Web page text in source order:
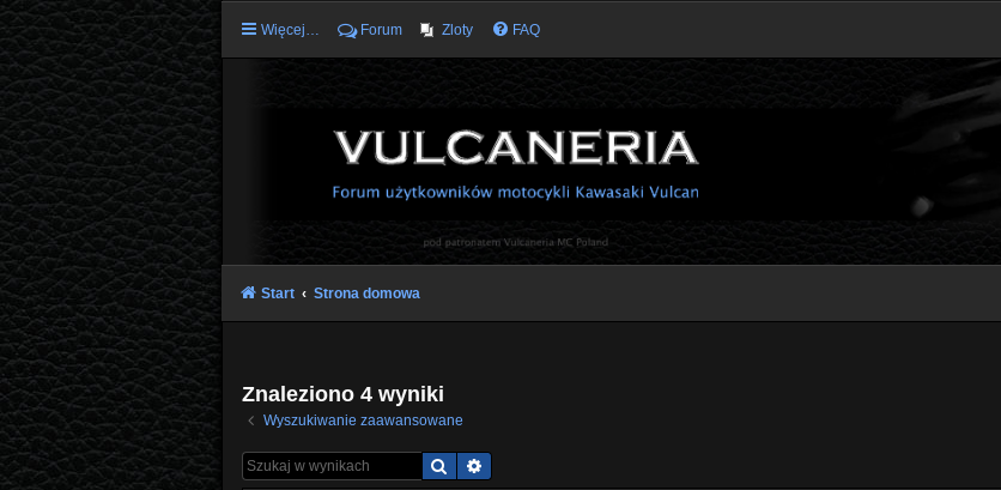
Więcej… Forum Zloty FAQ
Start Strona domowa
Znaleziono 4 wyniki
Wyszukiwanie zaawansowane
Szukaj